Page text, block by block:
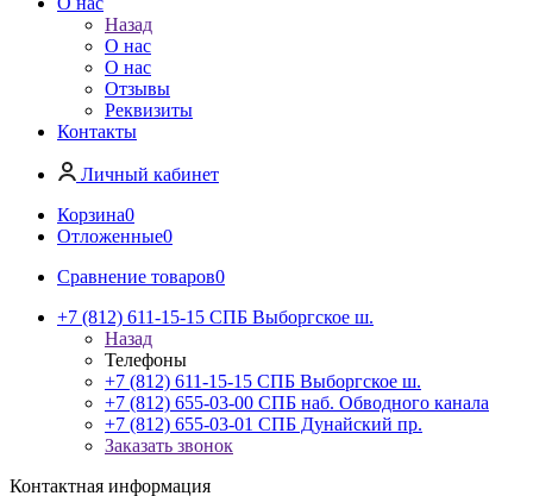
Назад
О нас
О нас
Отзывы
Реквизиты
Контакты
Личный кабинет
Корзина0
Отложенные0
Сравнение товаров0
+7 (812) 611-15-15 СПБ Выборгское ш.
Назад
Телефоны
+7 (812) 611-15-15 СПБ Выборгское ш.
+7 (812) 655-03-00 СПБ наб. Обводного канала
+7 (812) 655-03-01 СПБ Дунайский пр.
Заказать звонок
Контактная информация